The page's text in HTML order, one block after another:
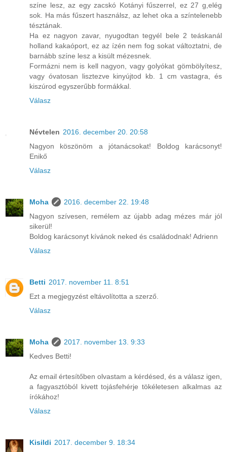
színe lesz, az egy zacskó Kotányi fűszerrel, ez 27 g,elég
sok. Ha más fűszert használsz, az lehet oka a színtelenebb
tésztának.
Ha ez nagyon zavar, nyugodtan tegyél bele 2 teáskanál
holland kakaóport, ez az ízén nem fog sokat változtatni, de
barnább színe lesz a kisült mézesnek.
Formázni nem is kell nagyon, vagy golyókat gömbölyítesz,
vagy óvatosan lisztezve kinyújtod kb. 1 cm vastagra, és
kiszúrod egyszerűbb formákkal.
Válasz
Névtelen 2016. december 20. 20:58
Nagyon köszönöm a jótanácsokat! Boldog karácsonyt!
Enikő
Válasz
Moha
2016. december 22. 19:48
Nagyon szívesen, remélem az újabb adag mézes már jól
sikerül!
Boldog karácsonyt kívánok neked és családodnak! Adrienn
Válasz
Betti 2017. november 11. 8:51
Ezt a megjegyzést eltávolította a szerző.
Válasz
Moha
2017. november 13. 9:33
Kedves Betti!
Az email értesítőben olvastam a kérdésed, és a válasz igen,
a fagyasztóból kivett tojásfehérje tökéletesen alkalmas az
írókához!
Válasz
Kisildi 2017. december 9. 18:34